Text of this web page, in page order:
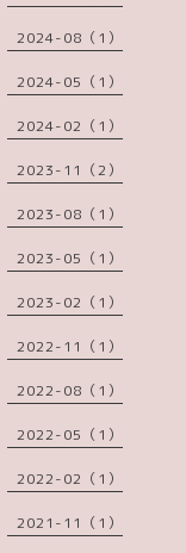
2024-08（1）
2024-05（1）
2024-02（1）
2023-11（2）
2023-08（1）
2023-05（1）
2023-02（1）
2022-11（1）
2022-08（1）
2022-05（1）
2022-02（1）
2021-11（1）